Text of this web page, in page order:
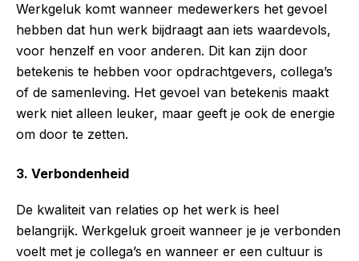
Werkgeluk komt wanneer medewerkers het gevoel
hebben dat hun werk bijdraagt aan iets waardevols,
voor henzelf en voor anderen. Dit kan zijn door
betekenis te hebben voor opdrachtgevers, collega’s
of de samenleving. Het gevoel van betekenis maakt
werk niet alleen leuker, maar geeft je ook de energie
om door te zetten.
3. Verbondenheid
De kwaliteit van relaties op het werk is heel
belangrijk. Werkgeluk groeit wanneer je je verbonden
voelt met je collega’s en wanneer er een cultuur is